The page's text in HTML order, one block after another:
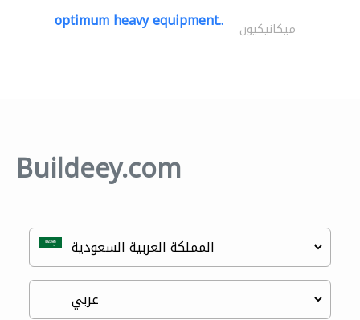
optimum heavy equipment.. ميكانيكيون
Buildeey.com